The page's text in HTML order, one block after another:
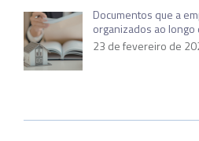
Documentos que a
organizados ao longo
23 de fevereiro de